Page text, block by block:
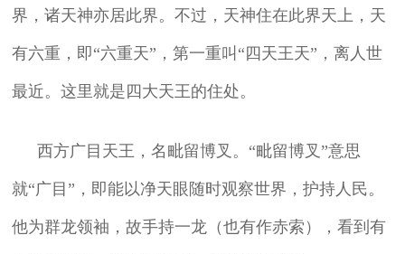
界，诸天神亦居此界。不过，天神住在此界天上，天
有六重，即“六重天”，第一重叫“四天王天”，离人世
最近。这里就是四大天王的住处。
西方广目天王，名毗留博叉。“毗留博叉”意思
就“广目”，即能以净天眼随时观察世界，护持人民。
他为群龙领袖，故手持一龙（也有作赤索），看到有